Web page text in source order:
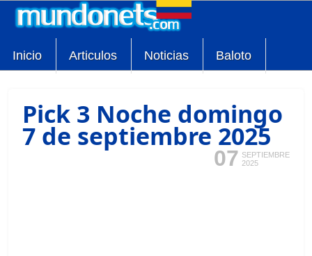
Inicio Articulos Noticias Baloto
Pick 3 Noche domingo
7 de septiembre 2025
07 SEPTIEMBRE
2025